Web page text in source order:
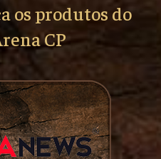
os produtos do
CP